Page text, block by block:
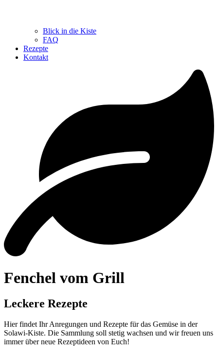
Blick in die Kiste
FAQ
Rezepte
Kontakt
Fenchel vom Grill
Leckere Rezepte
Hier findet Ihr Anregungen und Rezepte für das Gemüse in der
Solawi-Kiste. Die Sammlung soll stetig wachsen und wir freuen uns
immer über neue Rezeptideen von Euch!